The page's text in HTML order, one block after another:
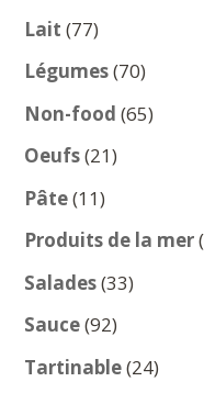
Lait 7777
produits
Légumes 7070
produits
Non-food 6565
Oeufs 2121
Pâte 1111
produits
Produits de la mer
Salades 3333
Sauce 9292
produits
Tartinable 2424